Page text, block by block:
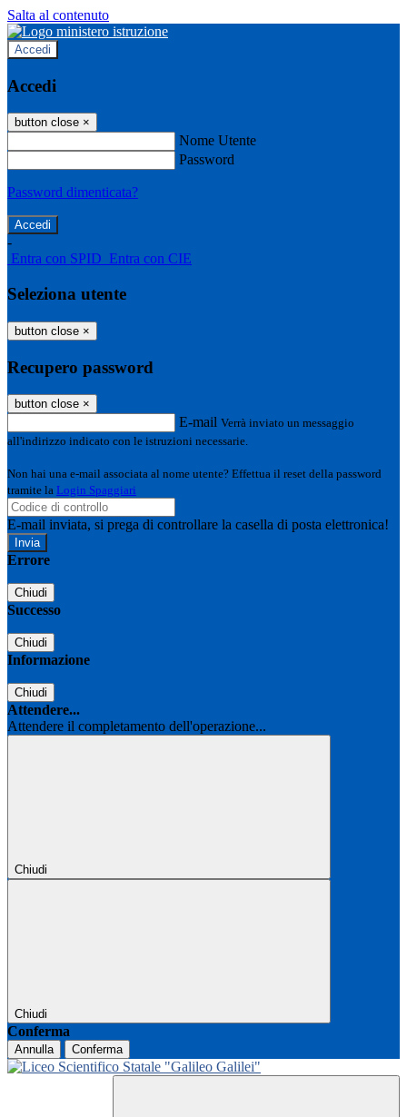
Salta al contenuto
Accedi
Accedi
button close ×
Nome Utente
Password
Password dimenticata?
-
Entra con SPID Entra con CIE
Seleziona utente
button close ×
Recupero password
button close ×
E-mail Verrà inviato un messaggio
all'indirizzo indicato con le istruzioni necessarie.
Non hai una e-mail associata al nome utente? Effettua il reset della password
tramite la Login Spaggiari
E-mail inviata, si prega di controllare la casella di posta elettronica!
Errore
Chiudi
Successo
Chiudi
Informazione
Chiudi
Attendere...
Attendere il completamento dell'operazione...
Chiudi
Chiudi
Conferma
Annulla Conferma